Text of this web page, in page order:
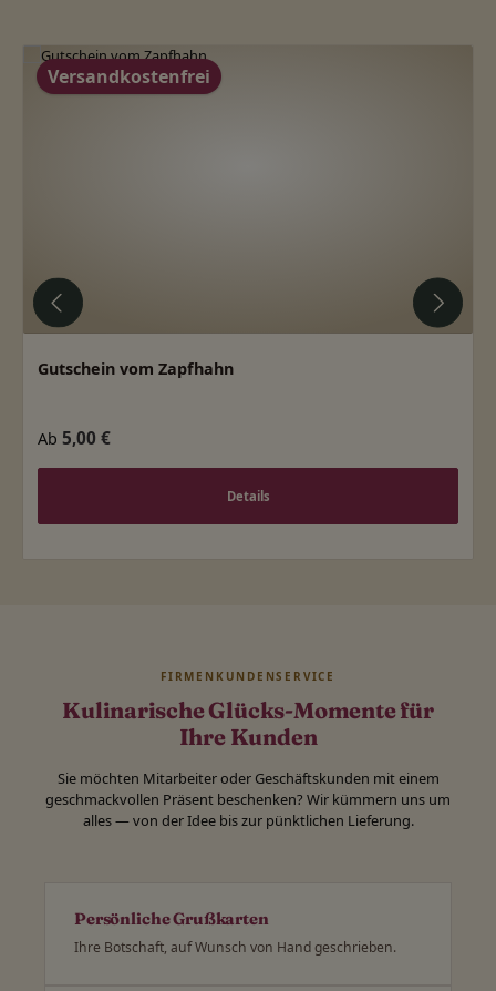
Produktgalerie überspringen
Versandkostenfrei
Gutschein vom Zapfhahn
Regulärer Preis:
Ab 5,00 €
Details
Kulinarische Glücks-Momente für
Ihre Kunden
FIRMENKUNDENSERVICE
Sie möchten Mitarbeiter oder Geschäftskunden mit einem
geschmackvollen Präsent beschenken? Wir kümmern uns um
alles — von der Idee bis zur pünktlichen Lieferung.
Persönliche Grußkarten
Ihre Botschaft, auf Wunsch von Hand geschrieben.